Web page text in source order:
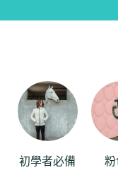
初學者必備 粉